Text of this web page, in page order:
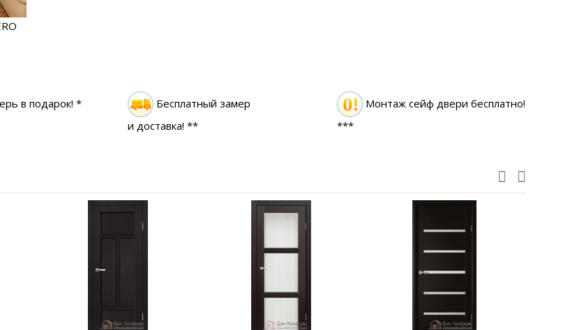
в подарок! *
Бесплатный замер
и доставка! **
Монтаж сейф двери бесплатно!
***